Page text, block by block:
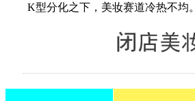
K型分化之下，美妆赛道冷热不均。